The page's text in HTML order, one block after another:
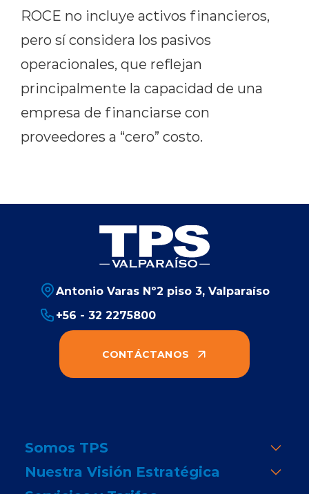
ROCE no incluye activos financieros,
pero sí considera los pasivos
operacionales, que reflejan
principalmente la capacidad de una
empresa de financiarse con
proveedores a “cero” costo.
Antonio Varas Nº2 piso 3, Valparaíso
+56 - 32 2275800
CONTÁCTANOS
Somos TPS
Nuestra Visión Estratégica